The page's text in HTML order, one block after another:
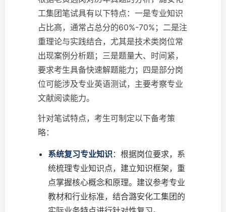
工集团笔试具有以下特点：一是专业知识
占比高，通常占总分的60%-70%；二是注
重理论与实践结合，尤其是技术类岗位常
出现案例分析题；三是题量大、时间紧，
要求考生具备快速解题能力；四是部分岗
位可能涉及专业英语测试，主要考察专业
文献阅读能力。
针对笔试特点，考生可制定以下备考策
略：
系统复习专业知识：根据岗位要求，系
统梳理专业知识点，建立知识框架，重
点掌握核心概念和原理。建议参考专业
教材和行业标准，结合潞安化工集团的